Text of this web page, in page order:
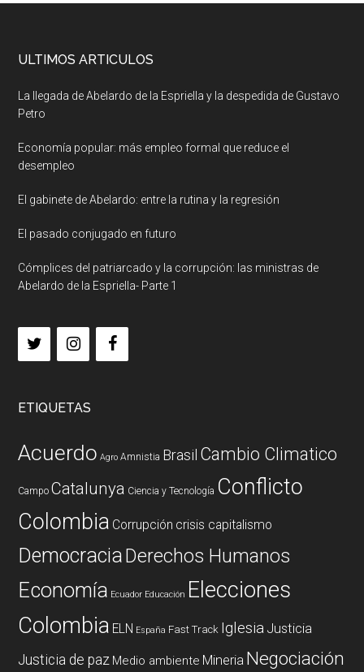
ULTIMOS ARTICULOS
La llegada de Abelardo de la Espriella y la despedida de Gustavo
Petro
Economía popular: más empleo formal que reduce el
desempleo
El gabinete de Abelardo: entre la rutina y la regresión
El pasado conjugado en futuro
Cómplices del patriarcado y la corrupción: las ministras de
Abelardo de la Espriella- Parte 1
ETIQUETAS
Acuerdo Agro Amnistia Brasil Cambio Climatico
Campo Catalunya Ciencia y Tecnología Conflicto
Colombia Corrupción crisis capitalismo
DemocraciaDerechos Humanos
Economía Ecuador Educación Elecciones
Colombia ELN España Fast Track Iglesia Justicia
Justicia de paz Medio ambiente Mineria Negociación